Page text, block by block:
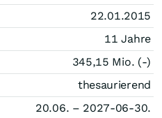
22.01.2015
11 Jahre
345,15 Mio. (-)
thesaurierend
20.06. – 2027-06-30.